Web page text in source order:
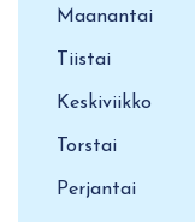
Maanantai
Tiistai
Keskiviikko
Torstai
Perjantai